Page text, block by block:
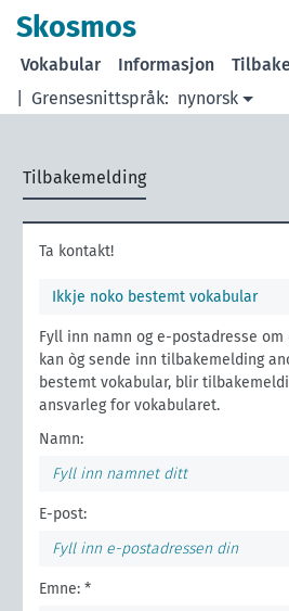
Skosmos
Grensesnittspråk: nynorsk
Vokabular Informasjon
Tilbakemelding
Ta kontakt!
Ikkje noko bestemt vokabular
Fyll inn namn og e-postadresse om
kan òg sende inn tilbakemelding
bestemt vokabular, blir
ansvarleg for vokabularet.
Namn:
E-post:
Emne: *